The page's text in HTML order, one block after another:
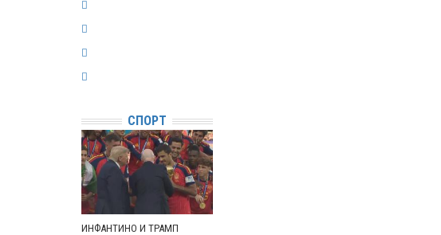
СПОРТ
ИНФАНТИНО И ТРАМП